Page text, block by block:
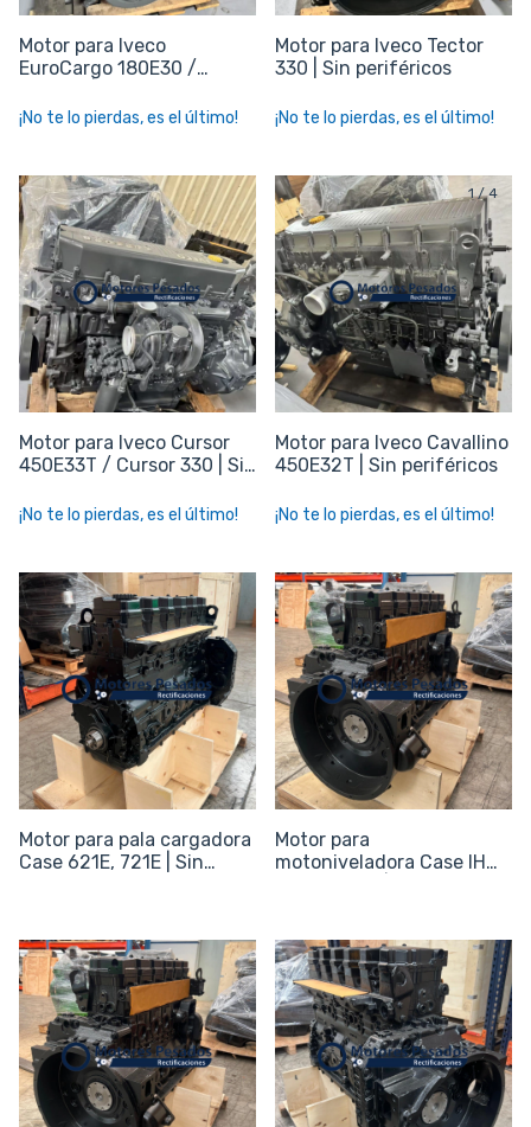
Motor para Iveco
EuroCargo 180E30 /
¡No te lo pierdas, es el último!
Motor para Iveco Tector
330 | Sin periféricos
¡No te lo pierdas, es el último!
Motor para Iveco Cursor
450E33T / Cursor 330 | Sin
¡No te lo pierdas, es el último!
1/4
Motor para Iveco Cavallino
450E32T | Sin periféricos
¡No te lo pierdas, es el último!
Motor para pala cargadora
Case 621E, 721E | Sin
Motor para
motoniveladora Case IH